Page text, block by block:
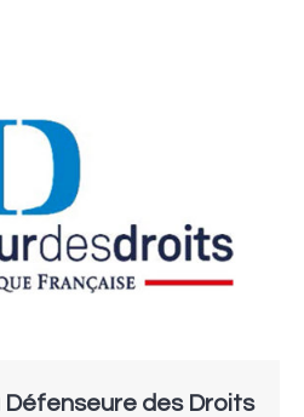
Défenseure des Droits